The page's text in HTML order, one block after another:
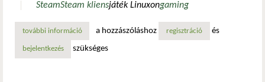
SteamSteam kliensjáték Linuxongaming
további információa steam kliens immár teljes egészében 64 bites windows
a hozzászóláshoz regisztráció és
bejelentkezés szükséges